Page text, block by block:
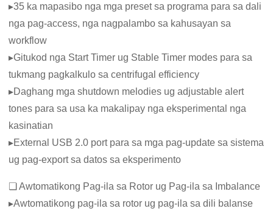
▸35 ka mapasibo nga mga preset sa programa para sa dali
nga pag-access, nga nagpalambo sa kahusayan sa
workflow
▸Gitukod nga Start Timer ug Stable Timer modes para sa
tukmang pagkalkulo sa centrifugal efficiency
▸Daghang mga shutdown melodies ug adjustable alert
tones para sa usa ka makalipay nga eksperimental nga
kasinatian
▸External USB 2.0 port para sa mga pag-update sa sistema
ug pag-export sa datos sa eksperimento
❏ Awtomatikong Pag-ila sa Rotor ug Pag-ila sa Imbalance
▸Awtomatikong pag-ila sa rotor ug pag-ila sa dili balanse